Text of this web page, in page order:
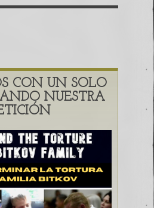
10 Influencia
CON UN SOLO
NUESTRA